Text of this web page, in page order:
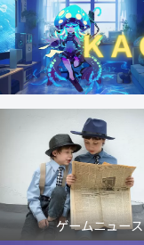
ゲームニュース